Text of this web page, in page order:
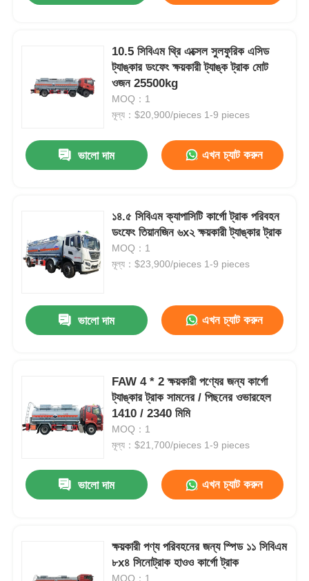
আমাদের সম্পর্কে
কারখানা ভ্রমণ
আমাদের সাথে যোগাযোগ করুন
সব ক্ষেত্রেই
ট্যাংক সেমি ট্রেলার
10.5 সিবিএম থ্রি এক্সেল সুলফুরিক এসিড
ট্যাঙ্কার ডংফেং ক্ষয়কারী ট্যাঙ্ক ট্রাক মোট
ওজন 25500kg
MOQ：1
মূল্য：$20,900/pieces 1-9 pieces
ভালো দাম এখন চ্যাট করুন
১৪.৫ সিবিএম ক্যাপাসিটি কার্গো ট্রাক পরিবহন
ডংফেং তিয়ানজিন ৬x২ ক্ষয়কারী ট্যাঙ্কার ট্রাক
MOQ：1
মূল্য：$23,900/pieces 1-9 pieces
ভালো দাম এখন চ্যাট করুন
FAW 4 * 2 ক্ষয়কারী পণ্যের জন্য কার্গো
ট্যাঙ্কার ট্রাক সামনের / পিছনের ওভারহেল
1410 / 2340 মিমি
MOQ：1
মূল্য：$21,700/pieces 1-9 pieces
ভালো দাম এখন চ্যাট করুন
ক্ষয়কারী পণ্য পরিবহনের জন্য স্পিড ১১ সিবিএম
৮x৪ সিনোট্রাক হাওও কার্গো ট্রাক
MOQ：1